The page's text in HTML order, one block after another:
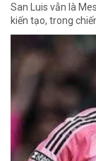
San Luis vẫn là
kiến tạo, trong